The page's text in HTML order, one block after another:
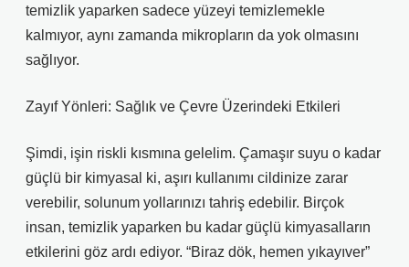
temizlik yaparken sadece yüzeyi temizlemekle
kalmıyor, aynı zamanda mikropların da yok olmasını
sağlıyor.
Zayıf Yönleri: Sağlık ve Çevre Üzerindeki Etkileri
Şimdi, işin riskli kısmına gelelim. Çamaşır suyu o kadar
güçlü bir kimyasal ki, aşırı kullanımı cildinize zarar
verebilir, solunum yollarınızı tahriş edebilir. Birçok
insan, temizlik yaparken bu kadar güçlü kimyasalların
etkilerini göz ardı ediyor. “Biraz dök, hemen yıkayıver”